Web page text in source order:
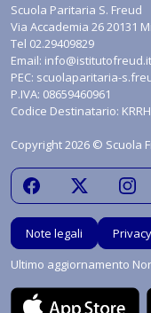
Scuola Paritaria S. Freud
Via Accademia 26 20131
Tel 02.29409829
Email: info@istitutofreud.it
PEC: scuolaparitaria-
P.IVA: 08659460961
Codice Destinatario:
Copyright 2026 © Scuola
Note legali Privacy
Ultimo aggiornamento